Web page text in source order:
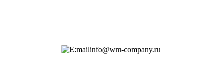
info@wm-company.ru